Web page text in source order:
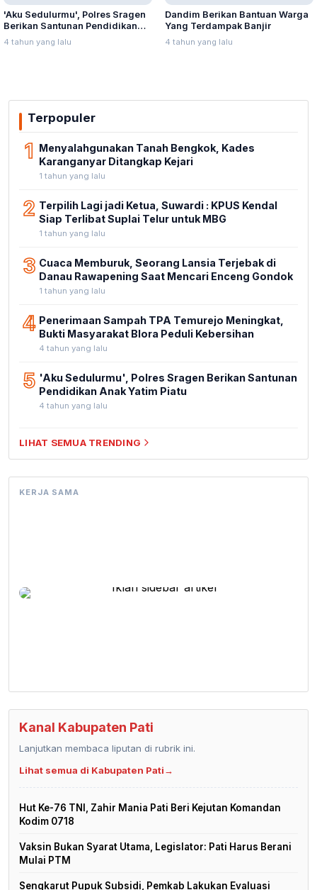
'Aku Sedulurmu', Polres Sragen
Berikan Santunan Pendidikan
Anak Yatim Piatu
4 tahun yang lalu
Dandim Berikan Bantuan Warga
Yang Terdampak Banjir
4 tahun yang lalu
Terpopuler
1 Menyalahgunakan Tanah Bengkok, Kades
Karanganyar Ditangkap Kejari
1 tahun yang lalu
2 Terpilih Lagi jadi Ketua, Suwardi : KPUS Kendal
Siap Terlibat Suplai Telur untuk MBG
1 tahun yang lalu
3 Cuaca Memburuk, Seorang Lansia Terjebak di
Danau Rawapening Saat Mencari Enceng Gondok
1 tahun yang lalu
4 Penerimaan Sampah TPA Temurejo Meningkat,
Bukti Masyarakat Blora Peduli Kebersihan
4 tahun yang lalu
5 'Aku Sedulurmu', Polres Sragen Berikan Santunan
Pendidikan Anak Yatim Piatu
4 tahun yang lalu
LIHAT SEMUA TRENDING
KERJA SAMA
Kanal Kabupaten Pati
Lanjutkan membaca liputan di rubrik ini.
Lihat semua di Kabupaten Pati→
Hut Ke-76 TNI, Zahir Mania Pati Beri Kejutan Komandan
Kodim 0718
Vaksin Bukan Syarat Utama, Legislator: Pati Harus Berani
Mulai PTM
Sengkarut Pupuk Subsidi, Pemkab Lakukan Evaluasi